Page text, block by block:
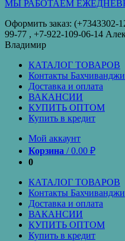
МЫ РАБОТАЕМ
Оформить заказ: (+7343302-
99-77‬ , +7-922-109-06-14
Владимир
КАТАЛОГ ТОВАРОВ
Контакты Бахчиванджи
Доставка и оплата
ВАКАНСИИ
КУПИТЬ ОПТОМ
Купить в кредит
Мой аккаунт
Корзина /0.00 ₽
0
КАТАЛОГ ТОВАРОВ
Контакты Бахчиванджи
Доставка и оплата
ВАКАНСИИ
КУПИТЬ ОПТОМ
Купить в кредит